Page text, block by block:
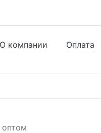
О компании Оплата